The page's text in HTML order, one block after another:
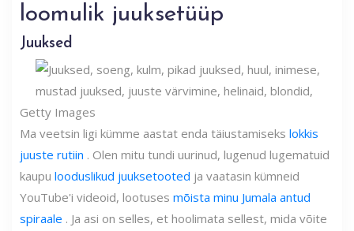
loomulik juuksetüüp
Juuksed
Getty Images
Ma veetsin ligi kümme aastat enda täiustamiseks lokkis
juuste rutiin . Olen mitu tundi uurinud, lugenud lugematuid
kaupu looduslikud juuksetooted ja vaatasin kümneid
YouTube'i videoid, lootuses mõista minu Jumala antud
spiraale . Ja asi on selles, et hoolimata sellest, mida võite